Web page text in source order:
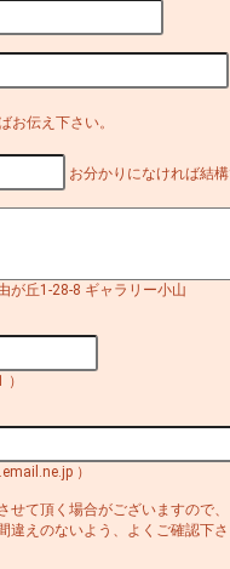
お伝え下さい。
お分かりになければ結
が丘1-28-8 ギャラリー小山
）
せて頂く場合がございますので、
違えのないよう、よくご確認下